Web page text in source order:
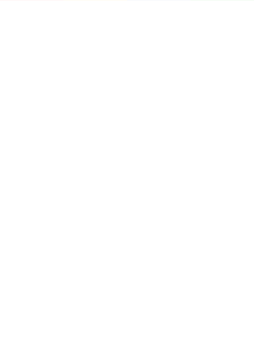
※お見積りのみをご希望の場合は器材の写